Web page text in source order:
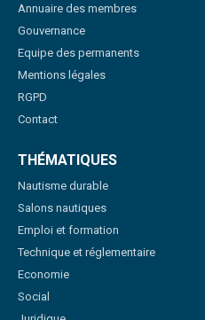
Annuaire des membres
Gouvernance
Equipe des permanents
Mentions légales
RGPD
Contact
THÉMATIQUES
Nautisme durable
Salons nautiques
Emploi et formation
Technique et réglementaire
Economie
Social